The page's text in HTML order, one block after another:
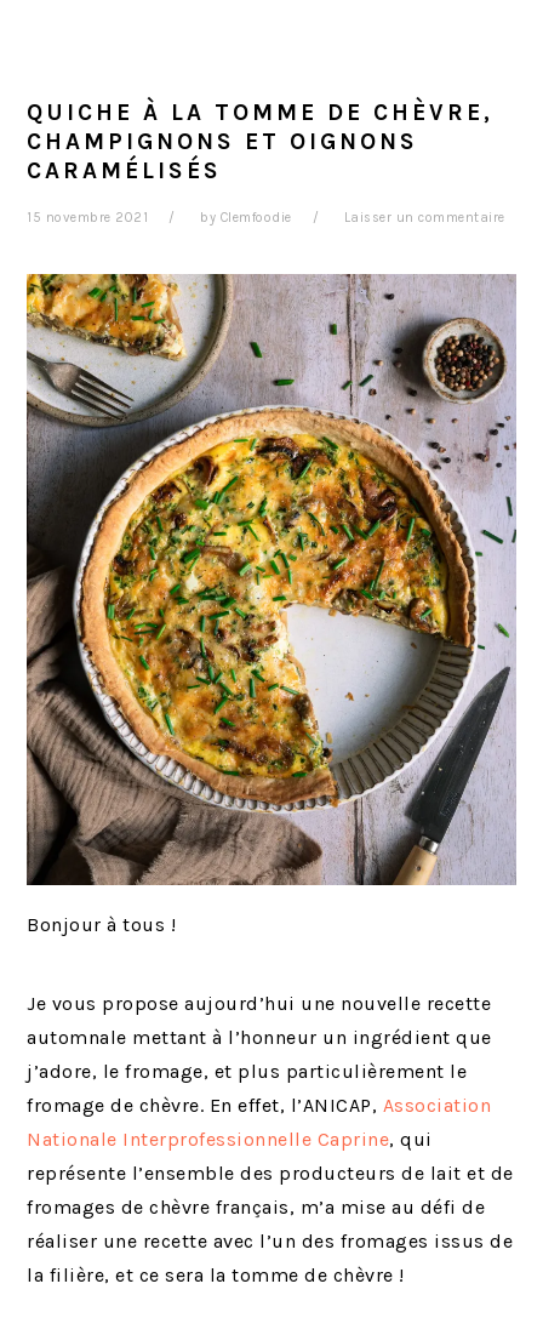
QUICHE À LA TOMME DE CHÈVRE,
CHAMPIGNONS ET OIGNONS
CARAMÉLISÉS
15 novembre 2021 by Clemfoodie Laisser un commentaire
Bonjour à tous !
Je vous propose aujourd’hui une nouvelle recette
automnale mettant à l’honneur un ingrédient que
j’adore, le fromage, et plus particulièrement le
fromage de chèvre. En effet, l’ANICAP, Association
Nationale Interprofessionnelle Caprine, qui
représente l’ensemble des producteurs de lait et de
fromages de chèvre français, m’a mise au défi de
réaliser une recette avec l’un des fromages issus de
la filière, et ce sera la tomme de chèvre !